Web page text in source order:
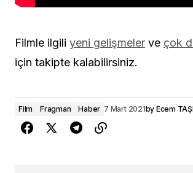
Filmle ilgili yeni gelişmeler ve çok
için takipte kalabilirsiniz.
Film Fragman Haber 7 Mart 2021by Ecem